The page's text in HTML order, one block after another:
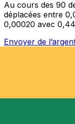
Au cours des 90
déplacées entre
0,00020 avec
Envoyer de
nécessaires pour